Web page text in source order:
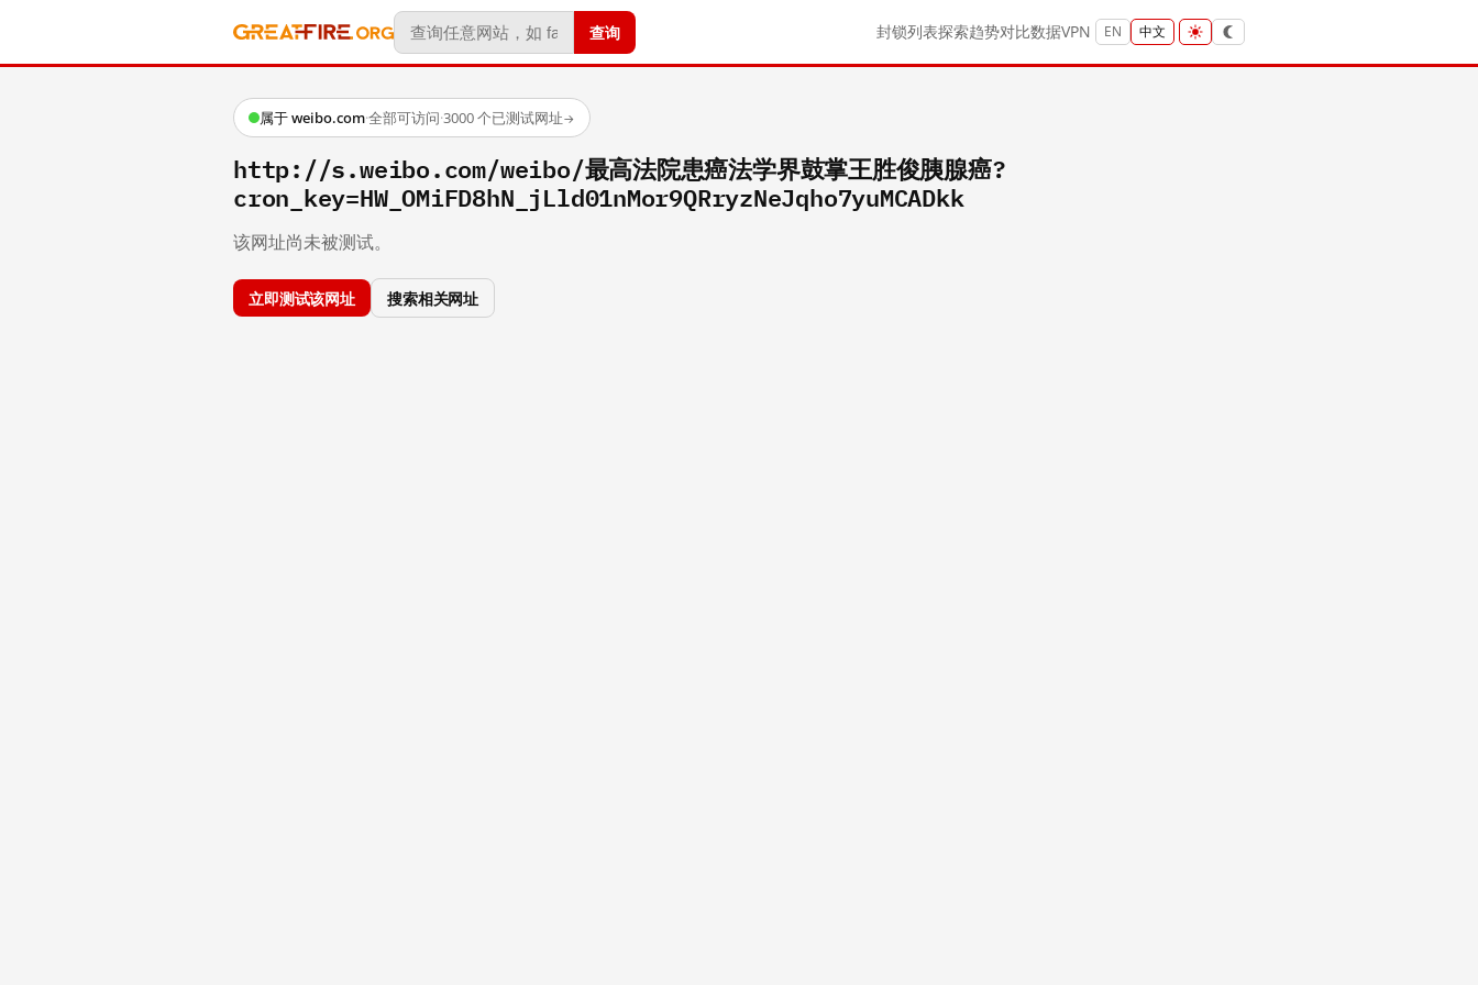
查询 封锁列表探索趋势对比数据VPN EN 中文
属于 weibo.com·全部可访问·3000 个已测试网址→
http://s.weibo.com/weibo/最高法院患癌法学界鼓掌王胜俊胰腺癌?
cron_key=HW_OMiFD8hN_jLld01nMor9QRryzNeJqho7yuMCADkk
该网址尚未被测试。
立即测试该网址 搜索相关网址